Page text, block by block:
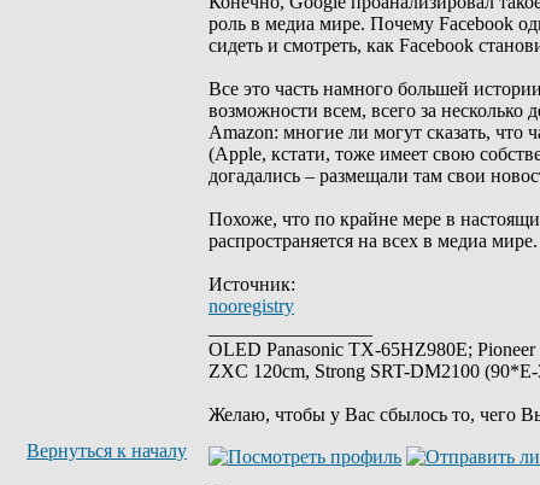
роль в медиа мире. Почему Facebook
сидеть и смотреть, как Facebook
Все это часть намного большей
возможности всем, всего за несколько
Amazon: многие ли могут сказать, что
(Apple, кстати, тоже имеет свою
догадались – размещали там свои
Похоже, что по крайне мере в
распространяется на всех в медиа мире.
Источник:
nooregistry
OLED Panasonic TX-65HZ980E;
ZXC 120cm, Strong SRT-DM2100
Желаю, чтобы у Вас сбылось то, чего
Вернуться к началу